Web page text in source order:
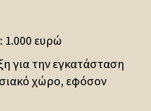
ευρώ
για την εγκατάσταση
χώρο, εφόσον